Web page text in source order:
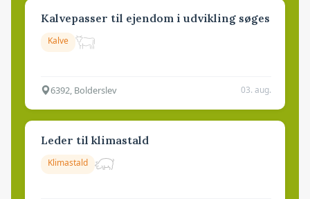
Kalvepasser til ejendom i udvikling søges
Kalve
6392, Bolderslev 03. aug.
Leder til klimastald
Klimastald